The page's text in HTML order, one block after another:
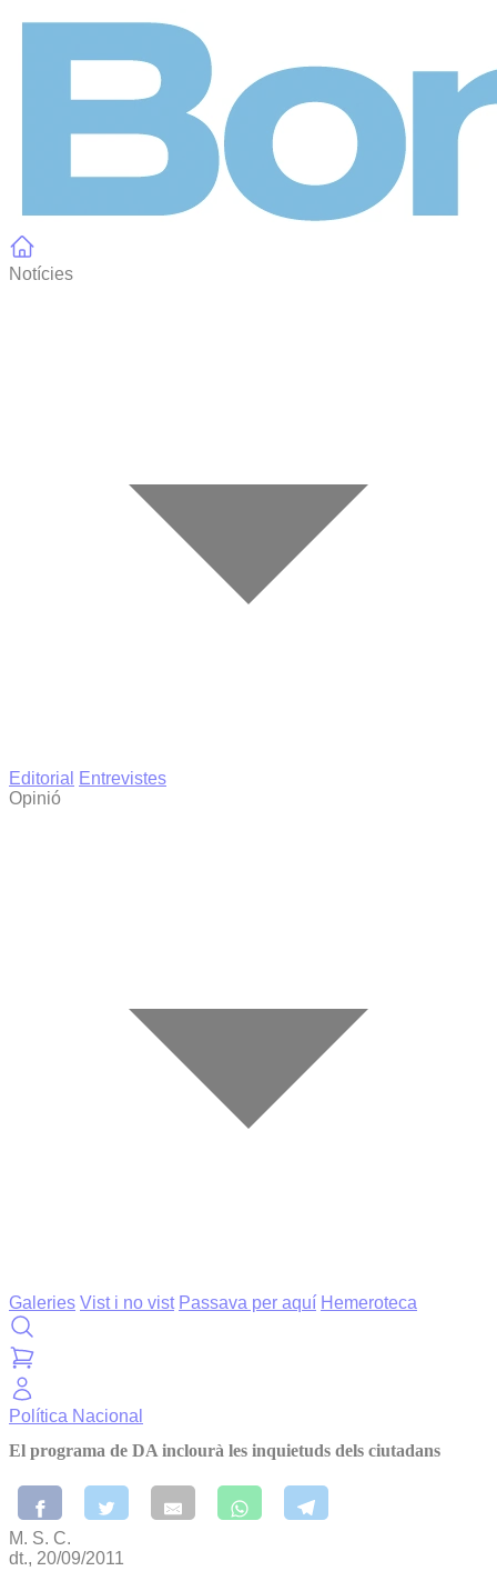
Notícies
Editorial
Entrevistes
Opinió
Galeries Vist i no vist Passava per aquí Hemeroteca
Política Nacional
El programa de DA inclourà les inquietuds dels ciutadans
M. S. C.
dt., 20/09/2011